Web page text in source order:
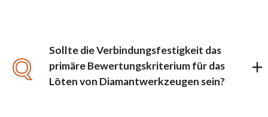
Q
Sollte die Verbindungsfestigkeit das
primäre Bewertungskriterium für das
Löten von Diamantwerkzeugen sein?